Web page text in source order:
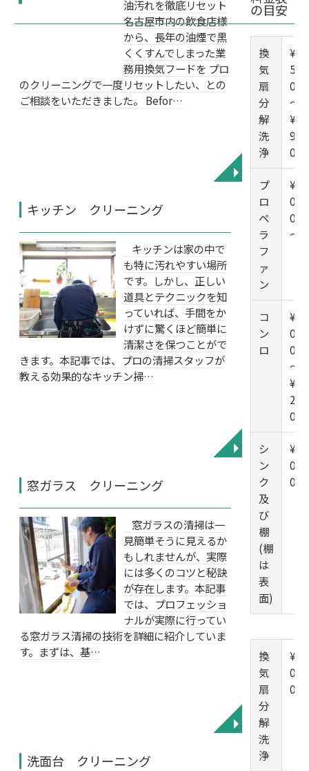
油汚れを徹底リセット
名古屋市内の飲食店様
から、長年の油煙で黒
くくすんでしまった業
務用換気フードを プロ
のクリーニングで一度リセットしたい、との
ご相談をいただきました。 Befor…
◥
キッチン クリーニング
キッチンは家の中で
も特に汚れやすい場所
です。しかし、正しい
道具とテクニックを知
っていれば、手間をか
けずに驚くほど簡単に
清潔さを保つことがで
きます。本記事では、プロの清掃スタッフが
教える効果的なキッチン掃…
◥
窓ガラス クリーニング
窓ガラスの清掃は一
見簡単そうに見えるか
もしれませんが、実際
には多くのコツと秘訣
が存在します。本記事
では、プロフェッショ
ナルが実際に行ってい
る窓ガラス清掃の技術を詳細に紹介していま
す。まずは、基…
◥
洗面台 クリーニング
の目安
換
気
扇
分
解
洗
浄
¥1
5,0
00
～
¥1
9,0
00
プ
ロ
ペ
ラ
フ
ァ
ン
¥7,
00
0
～
コ
ン
ロ
¥1
0,0
00
～
¥1
2,0
00
シ
ン
ク
及
び
棚
(棚
は
表
面)
¥1
0,0
00
換
気
扇
分
解
洗
浄
¥6,
00
0-